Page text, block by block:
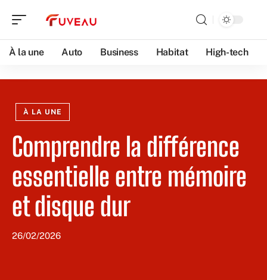
À la une Auto Business Habitat High-tech
À LA UNE
Comprendre la différence
essentielle entre mémoire
et disque dur
26/02/2026